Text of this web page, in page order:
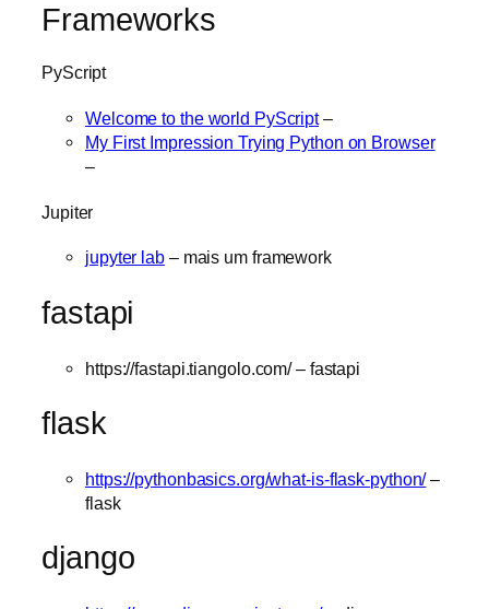
Frameworks
PyScript
Welcome to the world PyScript–
My First Impression Trying Python on Browser
–
Jupiter
jupyter lab– mais um framework
fastapi
https://fastapi.tiangolo.com/ – fastapi
flask
https://pythonbasics.org/what-is-flask-python/–
flask
django